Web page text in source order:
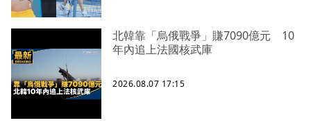
北韓靠「烏俄戰爭」賺7090億元 10
年內追上法國核武庫
2026.08.07 17:15